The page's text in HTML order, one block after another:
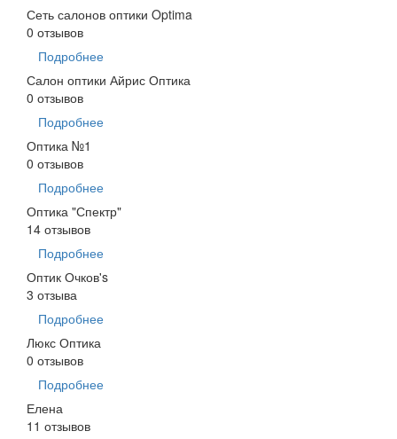
Сеть салонов оптики Optima
0 отзывов
Подробнее
Салон оптики Айрис Оптика
0 отзывов
Подробнее
Оптика №1
0 отзывов
Подробнее
Оптика "Спектр"
14 отзывов
Подробнее
Оптик Очков's
3 отзыва
Подробнее
Люкс Оптика
0 отзывов
Подробнее
Елена
11 отзывов